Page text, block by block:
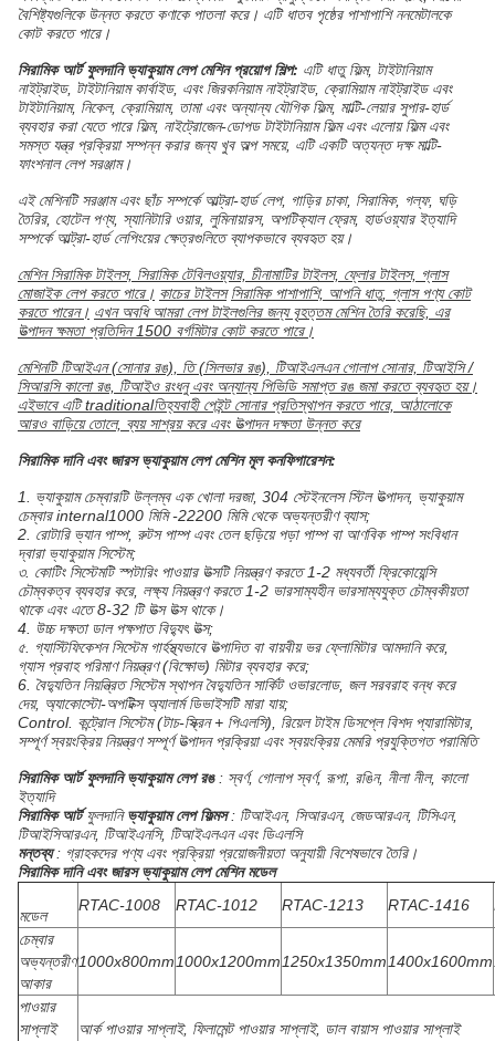
বৈশিষ্ট্যগুলিকে উন্নত করতে কণাকে পাতলা করে। এটি ধাতব পৃষ্ঠের পাশাপাশি ননমেটালকে
কোট করতে পারে।
সিরামিক আর্ট ফুলদানি ভ্যাকুয়াম লেপ মেশিন প্রয়োগ শিল্প: এটি ধাতু ফিল্ম, টাইটানিয়াম
নাইট্রাইড, টাইটানিয়াম কার্বাইড, এবং জিরকনিয়াম নাইট্রাইড, ক্রোমিয়াম নাইট্রাইড এবং
টাইটানিয়াম, নিকেল, ক্রোমিয়াম, তামা এবং অন্যান্য যৌগিক ফিল্ম, মাল্টি-লেয়ার সুপার-হার্ড
ব্যবহার করা যেতে পারে ফিল্ম, নাইট্রোজেন-ডোপড টাইটানিয়াম ফিল্ম এবং এলোয় ফিল্ম এবং
সমস্ত যন্ত্র প্রক্রিয়া সম্পন্ন করার জন্য খুব অল্প সময়ে, এটি একটি অত্যন্ত দক্ষ মাল্টি-
ফাংশনাল লেপ সরঞ্জাম।
এই মেশিনটি সরঞ্জাম এবং ছাঁচ সম্পর্কে আল্ট্রা-হার্ড লেপ, গাড়ির চাকা, সিরামিক, গল্ফ, ঘড়ি
তৈরির, হোটেল পণ্য, স্যানিটারি ওয়ার, লুমিনায়ারস, অপটিক্যাল ফ্রেম, হার্ডওয়্যার ইত্যাদি
সম্পর্কে আল্ট্রা-হার্ড লেপিংয়ের ক্ষেত্রগুলিতে ব্যাপকভাবে ব্যবহৃত হয়।
মেশিন সিরামিক টাইলস, সিরামিক টেবিলওয়্যার, চীনামাটির টাইলস, ফ্লোর টাইলস, গ্লাস
মোজাইক লেপ করতে পারে। কাচের টাইলস সিরামিক পাশাপাশি, আপনি ধাতু, গ্লাস পণ্য কোট
করতে পারেন। এখন অবধি আমরা লেপ টাইলগুলির জন্য বৃহত্তম মেশিন তৈরি করেছি, এর
উত্পাদন ক্ষমতা প্রতিদিন 1500 বর্গমিটার কোট করতে পারে।
মেশিনটি টিআইএন (সোনার রঙ), তি (সিলভার রঙ), টিআইএলএন গোলাপ সোনার, টিআইসি /
সিআরসি কালো রঙ, টিআইও রংধনু এবং অন্যান্য পিভিডি সমাপ্ত রঙ জমা করতে ব্যবহৃত হয়।
এইভাবে এটি traditionalতিহ্যবাহী পেইন্ট সোনার প্রতিস্থাপন করতে পারে, আঠালোকে
আরও বাড়িয়ে তোলে, ব্যয় সাশ্রয় করে এবং উত্পাদন দক্ষতা উন্নত করে
সিরামিক দানি এবং জারস ভ্যাকুয়াম লেপ মেশিন মূল কনফিগারেশন:
1. ভ্যাকুয়াম চেম্বারটি উল্লম্ব এক খোলা দরজা, 304 স্টেইনলেস স্টিল উত্পাদন, ভ্যাকুয়াম
চেম্বার internal1000 মিমি -22200 মিমি থেকে অভ্যন্তরীণ ব্যাস;
2. রোটারি ভ্যান পাম্প, রুটস পাম্প এবং তেল ছড়িয়ে পড়া পাম্প বা আণবিক পাম্প সংবিধান
দ্বারা ভ্যাকুয়াম সিস্টেম;
৩. কোটিং সিস্টেমটি স্পটারিং পাওয়ার উত্সটি নিয়ন্ত্রণ করতে 1-2 মধ্যবর্তী ফ্রিকোয়েন্সি
চৌম্বকত্ব ব্যবহার করে, লক্ষ্য নিয়ন্ত্রণ করতে 1-2 ভারসাম্যহীন ভারসাম্যযুক্ত চৌম্বকীয়তা
থাকে এবং এতে 8-32 টি উত্স উত্স থাকে।
4. উচ্চ দক্ষতা ডাল পক্ষপাত বিদ্যুৎ উত্স;
৫. গ্যাস্টিফিকেশন সিস্টেম গার্হস্থ্যভাবে উত্পাদিত বা বায়বীয় ভর ফ্লোমিটার আমদানি করে,
গ্যাস প্রবাহ পরিমাণ নিয়ন্ত্রণ (বিক্ষোভ) মিটার ব্যবহার করে;
6. বৈদ্যুতিন নিয়ন্ত্রিত সিস্টেম স্থাপন বৈদ্যুতিন সার্কিট ওভারলোড, জল সরবরাহ বন্ধ করে
দেয়, অ্যাকোস্টো-অপটিক্স অ্যালার্ম ডিভাইসটি মারা যায়;
Control. কন্ট্রোল সিস্টেম (টাচ-স্ক্রিন + পিএলসি), রিয়েল টাইম ডিসপ্লে বিশদ প্যারামিটার,
সম্পূর্ণ স্বয়ংক্রিয় নিয়ন্ত্রণ সম্পূর্ণ উত্পাদন প্রক্রিয়া এবং স্বয়ংক্রিয় মেমরি প্রযুক্তিগত পরামিতি
সিরামিক আর্ট ফুলদানি ভ্যাকুয়াম লেপ রঙ: স্বর্ণ, গোলাপ স্বর্ণ, রূপা, রঙিন, নীলা নীল, কালো
ইত্যাদি
সিরামিক আর্ট ফুলদানি ভ্যাকুয়াম লেপ ফিল্মস : টিআইএন, সিআরএন, জেডআরএন, টিসিএন,
টিআইসিআরএন, টিআইএনসি, টিআইএলএন এবং ডিএলসি
মন্তব্য: গ্রাহকদের পণ্য এবং প্রক্রিয়া প্রয়োজনীয়তা অনুযায়ী বিশেষভাবে তৈরি।
সিরামিক দানি এবং জারস ভ্যাকুয়াম লেপ মেশিন মডেল
মডেল
RTAC-1008 RTAC-1012 RTAC-1213 RTAC-1416
চেম্বার
অভ্যন্তরীণ
আকার
1000x800mm 1000x1200mm 1250x1350mm 1400x1600mm
পাওয়ার
সাপ্লাই
আর্ক পাওয়ার সাপ্লাই, ফিলামেন্ট পাওয়ার সাপ্লাই, ডাল বায়াস পাওয়ার সাপ্লাই